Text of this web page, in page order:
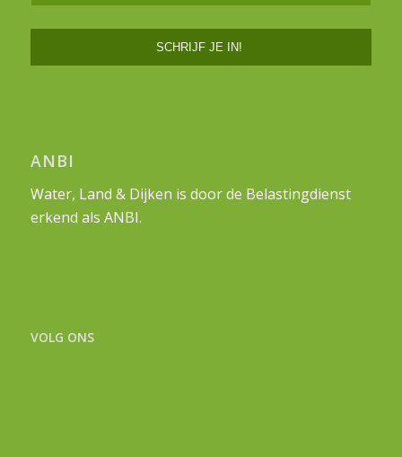
ANBI
Water, Land & Dijken is door de Belastingdienst
erkend als ANBI.
VOLG ONS